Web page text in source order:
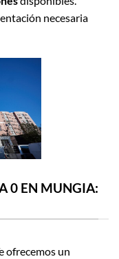
necesaria
0 EN MUNGIA:
ofrecemos un